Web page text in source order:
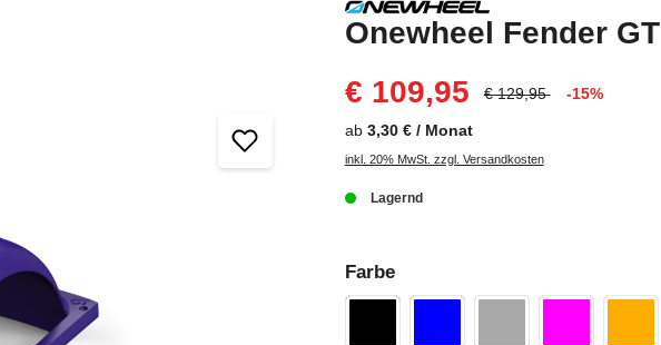
Onewheel Fender GT
€ 109,95
€ 129,95 -15%
ab 3,30 € / Monat
inkl. 20% MwSt. zzgl. Versandkosten
Lagernd
Farbe